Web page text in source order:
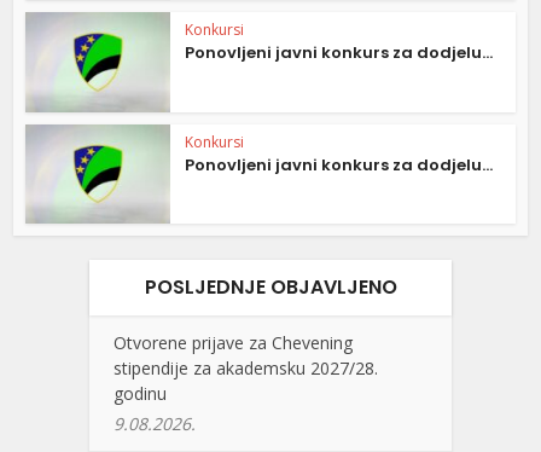
Konkursi
Ponovljeni javni konkurs za dodjelu...
Konkursi
Ponovljeni javni konkurs za dodjelu...
POSLJEDNJE OBJAVLJENO
Otvorene prijave za Chevening
stipendije za akademsku 2027/28.
godinu
9.08.2026.